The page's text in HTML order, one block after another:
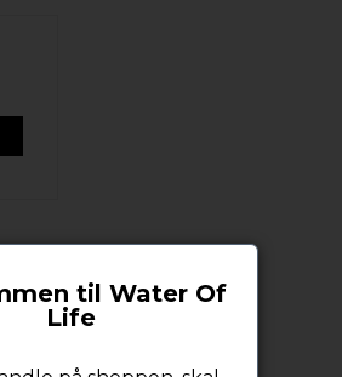
til Water Of
Life